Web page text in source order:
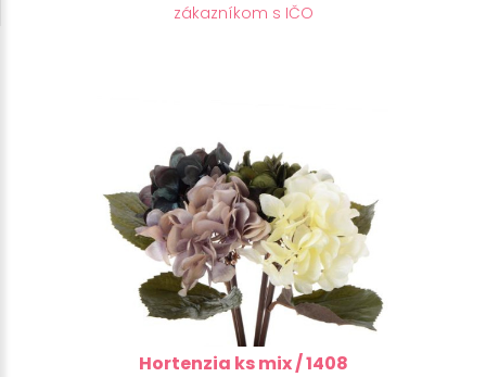
zákazníkom s IČO
Hortenzia ks mix / 1408